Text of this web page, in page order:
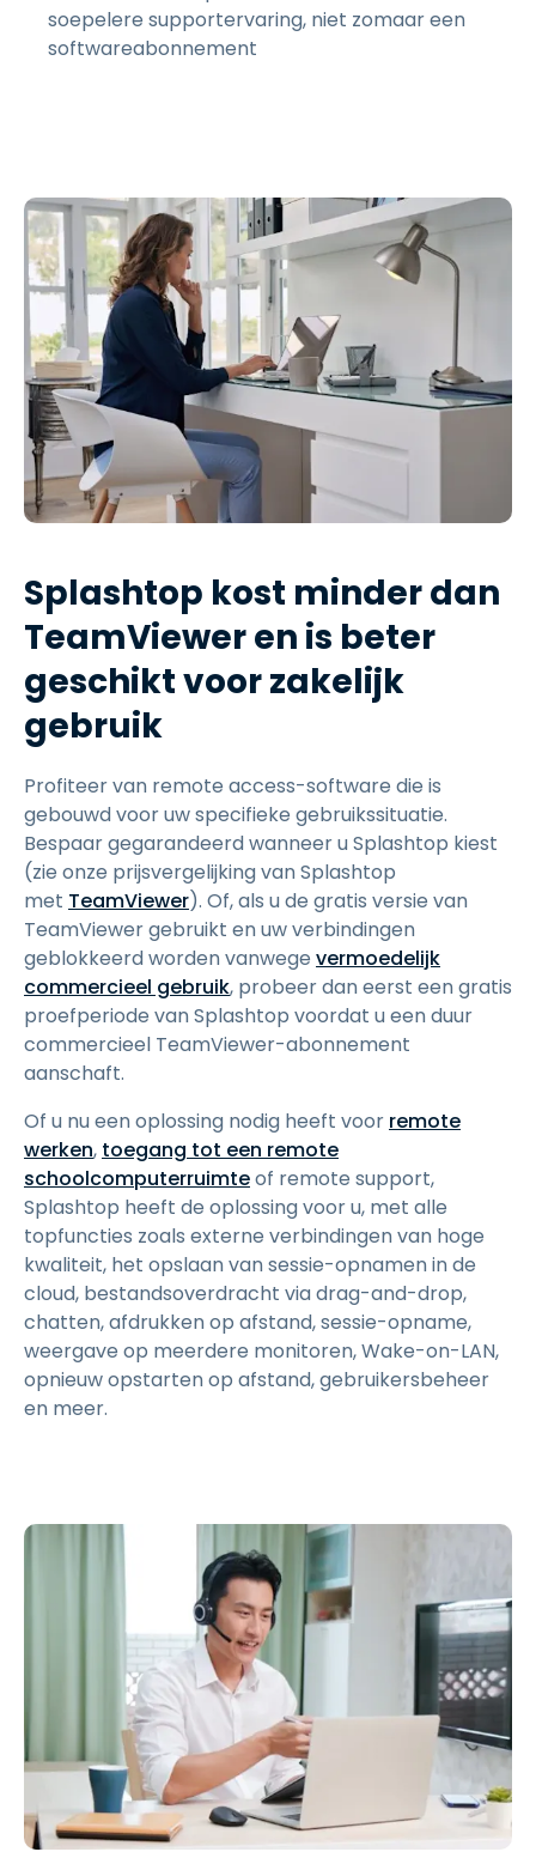
soepelere supportervaring, niet zomaar een
softwareabonnement
Splashtop kost minder dan
TeamViewer en is beter
geschikt voor zakelijk
gebruik
Profiteer van remote access-software die is
gebouwd voor uw specifieke gebruikssituatie.
Bespaar gegarandeerd wanneer u Splashtop kiest
(zie onze prijsvergelijking van Splashtop
met TeamViewer). Of, als u de gratis versie van
TeamViewer gebruikt en uw verbindingen
geblokkeerd worden vanwege vermoedelijk
commercieel gebruik, probeer dan eerst een gratis
proefperiode van Splashtop voordat u een duur
commercieel TeamViewer-abonnement
aanschaft.
Of u nu een oplossing nodig heeft voor remote
werken, toegang tot een remote
schoolcomputerruimteof remote support,
Splashtop heeft de oplossing voor u, met alle
topfuncties zoals externe verbindingen van hoge
kwaliteit, het opslaan van sessie-opnamen in de
cloud, bestandsoverdracht via drag-and-drop,
chatten, afdrukken op afstand, sessie-opname,
weergave op meerdere monitoren, Wake-on-LAN,
opnieuw opstarten op afstand, gebruikersbeheer
en meer.